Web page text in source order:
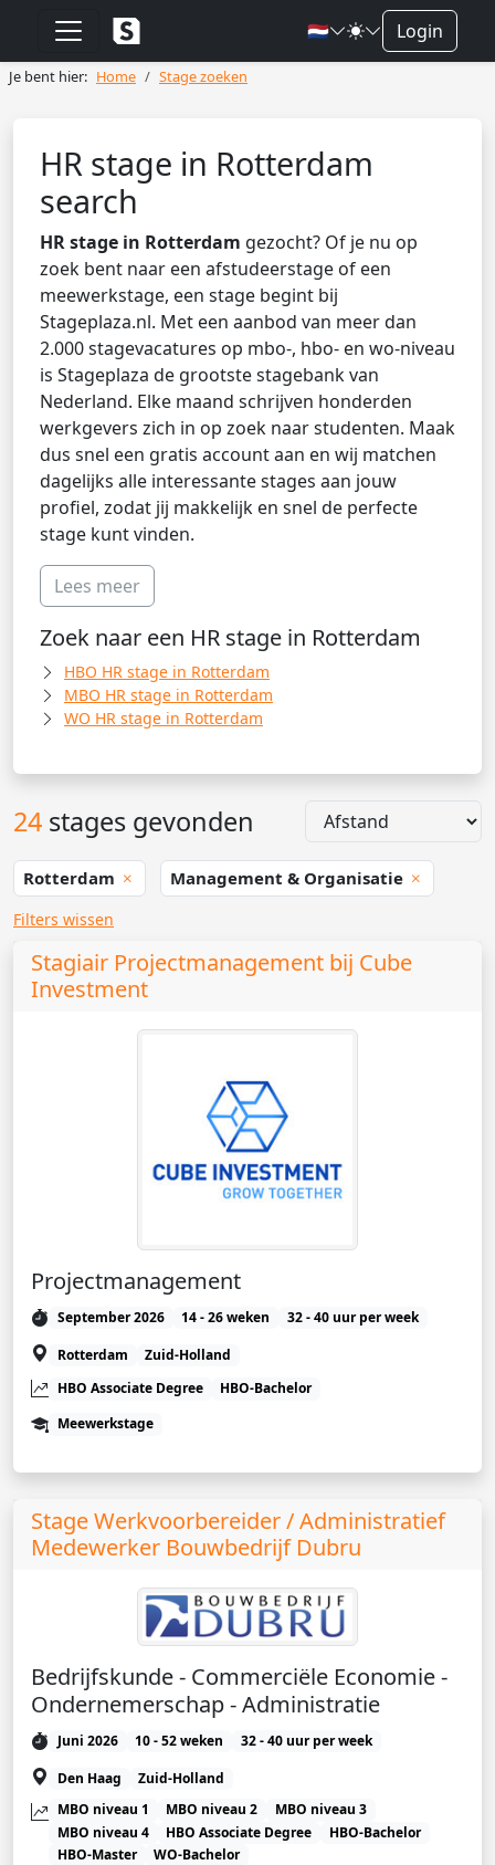
🇳🇱 Login
Je bent hier: Home Stage zoeken
HR stage in Rotterdam
search
HR stage in Rotterdam gezocht? Of je nu op
zoek bent naar een afstudeerstage of een
meewerkstage, een stage begint bij
Stageplaza.nl. Met een aanbod van meer dan
2.000 stagevacatures op mbo-, hbo- en wo-niveau
is Stageplaza de grootste stagebank van
Nederland. Elke maand schrijven honderden
werkgevers zich in op zoek naar studenten. Maak
dus snel een gratis account aan en wij matchen
dagelijks alle interessante stages aan jouw
profiel, zodat jij makkelijk en snel de perfecte
stage kunt vinden.
Lees meer
Zoek naar een HR stage in Rotterdam
HBO HR stage in Rotterdam
MBO HR stage in Rotterdam
WO HR stage in Rotterdam
24 stages gevonden
Rotterdam Management & Organisatie
Filters wissen
Stagiair Projectmanagement bij Cube
Investment
Projectmanagement
September 2026 14 - 26 weken
32 - 40 uur per week
Rotterdam
Zuid-Holland
HBO Associate Degree
HBO-Bachelor
Meewerkstage
Stage Werkvoorbereider / Administratief
Medewerker Bouwbedrijf Dubru
Bedrijfskunde - Commerciële Economie -
Ondernemerschap - Administratie
Juni 2026 10 - 52 weken
32 - 40 uur per week
Den Haag
Zuid-Holland
MBO niveau 1
MBO niveau 2
MBO niveau 3
MBO niveau 4
HBO Associate Degree
HBO-Bachelor
HBO-Master
WO-Bachelor